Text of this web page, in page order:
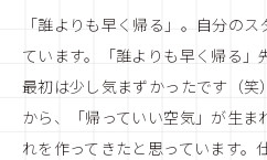
「誰よりも早く帰る」。自分の
ています。「誰よりも早く帰る」
最初は少し気まずかったです（笑
から、「帰っていい空気」が生
れを作ってきたと思っています。